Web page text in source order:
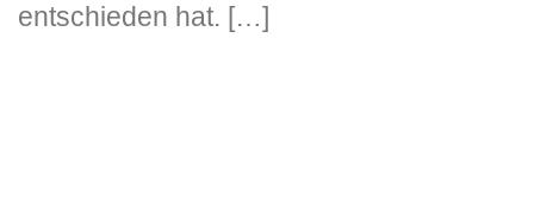
entschieden hat. […]